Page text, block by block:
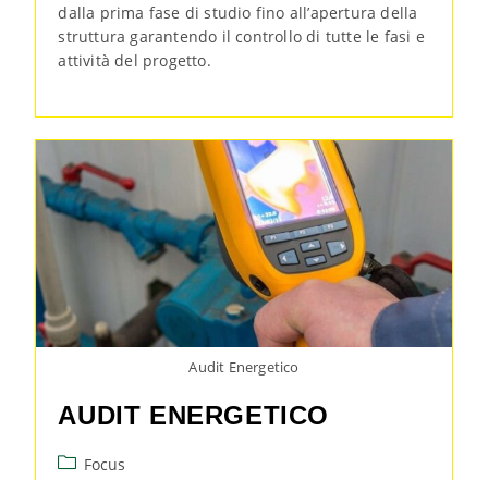
dalla prima fase di studio fino all’apertura della
struttura garantendo il controllo di tutte le fasi e
attività del progetto.
Audit Energetico
AUDIT ENERGETICO
Focus